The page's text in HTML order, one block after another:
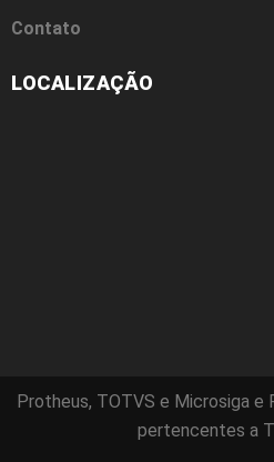
Contato
LOCALIZAÇÃO
Protheus, TOTVS e Microsiga e
pertencentes a